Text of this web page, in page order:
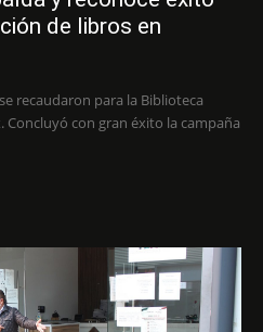
de libros en
recaudaron para la Biblioteca